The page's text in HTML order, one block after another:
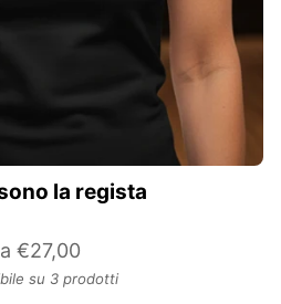
la regista
€27,00
su 3 prodotti